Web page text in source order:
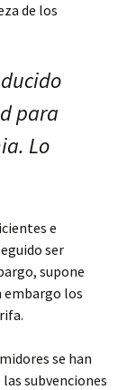
de los
para
Lo
e
ser
supone
embargo los
se han
subvenciones